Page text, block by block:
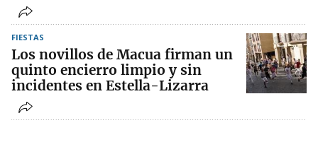
FIESTAS
Los novillos de Macua firman un
quinto encierro limpio y sin
incidentes en Estella-Lizarra